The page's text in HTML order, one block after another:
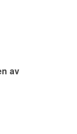
av